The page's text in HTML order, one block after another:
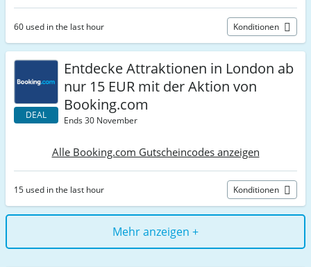
60 used in the last hour Konditionen
DEAL
Entdecke Attraktionen in London ab
nur 15 EUR mit der Aktion von
Booking.com
Ends 30 November
Alle Booking.com Gutscheincodes anzeigen
15 used in the last hour Konditionen
Mehr anzeigen +